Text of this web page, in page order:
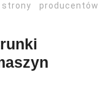
producentów